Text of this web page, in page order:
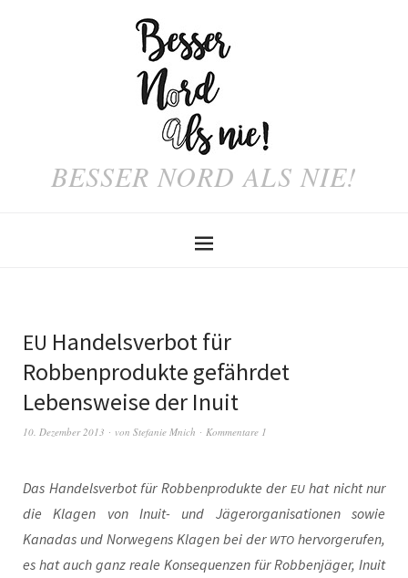
BESSER NORD ALS NIE!
EU Handelsverbot für
Robbenprodukte gefährdet
Lebensweise der Inuit
10. Dezember 2013 von Stefanie Mnich Kommentare 1
Das Han­delsver­bot für Robben­pro­duk­te der EUhat nicht nur
die Kla­gen von Inu­it- und Jägeror­gan­i­sa­tio­nen sowie
Kanadas und Nor­we­gens Kla­gen bei der WTO her­vorgerufen,
es hat auch ganz reale Kon­se­quen­zen für Robben­jäger, Inu­it